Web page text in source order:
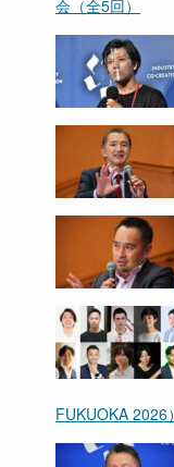
会（全5回）
FUKUOKA 2026）